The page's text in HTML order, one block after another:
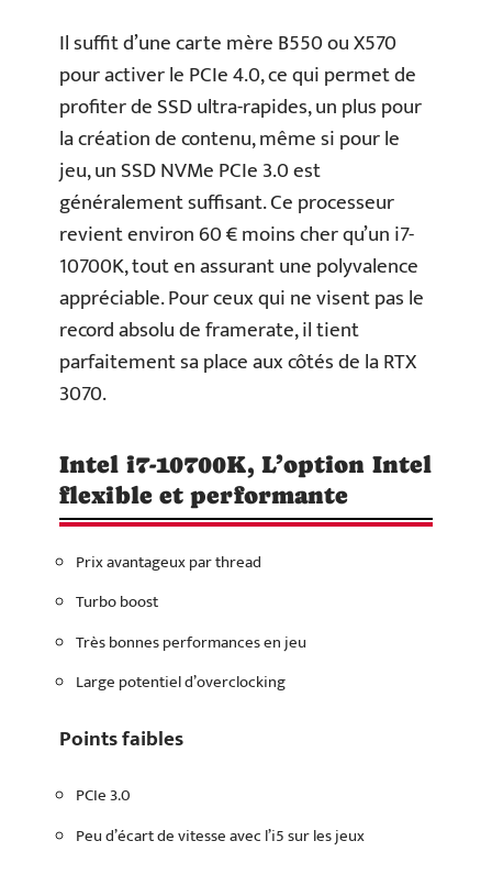
Il suffit d’une carte mère B550 ou X570
pour activer le PCIe 4.0, ce qui permet de
profiter de SSD ultra-rapides, un plus pour
la création de contenu, même si pour le
jeu, un SSD NVMe PCIe 3.0 est
généralement suffisant. Ce processeur
revient environ 60 € moins cher qu’un i7-
10700K, tout en assurant une polyvalence
appréciable. Pour ceux qui ne visent pas le
record absolu de framerate, il tient
parfaitement sa place aux côtés de la RTX
3070.
Intel i7-10700K, L’option Intel
flexible et performante
Prix avantageux par thread
Turbo boost
Très bonnes performances en jeu
Large potentiel d’overclocking
Points faibles
PCIe 3.0
Peu d’écart de vitesse avec l’i5 sur les jeux